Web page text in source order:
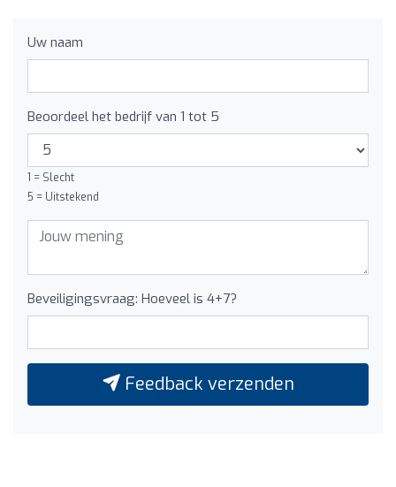
Uw naam
Beoordeel het bedrijf van 1 tot 5
1 = Slecht
5 = Uitstekend
Beveiligingsvraag: Hoeveel is 4+7?
Feedback verzenden